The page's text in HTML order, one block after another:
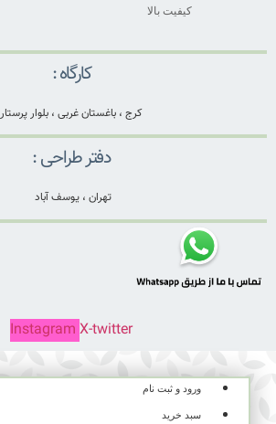
کیفیت بالا
کارگاه :
کرج ، باغستان غربی ، بلوار پرستار
دفتر طراحی :
تهران ، یوسف آباد
Instagram X-twitter
ورود و ثبت نام
سبد خرید